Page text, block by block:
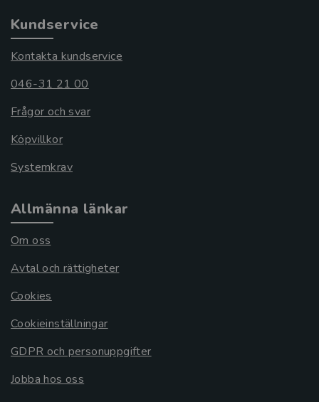
Kundservice
Kontakta kundservice
046-31 21 00
Frågor och svar
Köpvillkor
Systemkrav
Allmänna länkar
Om oss
Avtal och rättigheter
Cookies
Cookieinställningar
GDPR och personuppgifter
Jobba hos oss